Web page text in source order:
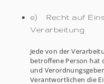
e) Recht auf
Verarbeitung
Jede von der
betroffene Person hat
und
Verantwortlichen die